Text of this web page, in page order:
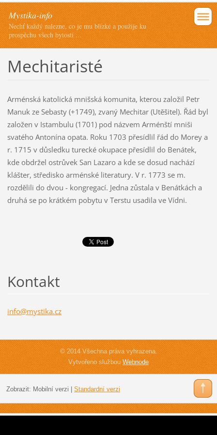
Mystika-info
Nechť každý nalezne, co je mu blízké a použije ku
prospěchu všech bytostí ...
Mechitaristé
Arménská katolická mnišská komunita, kterou založil Petr
Manuk ze Sebasty (+1749), zvaný Mechitar (Utěšitel). Řád byl
založen v Istambulu (1701) pod názvem Arménští mniši
svatého Antonína opata. Roku 1703 přesídlil řád do Morey a
r. 1715 v důsledku turecké okupace přesídlil do Benátek,
kde obdržel ostrůvek San Lazaro a kde se dosud nachází
klášter, středisko arménské literatury. V r. 1773 se m.
rozdělili do dvou - kongregací. Jedna zůstala v Benátkách a
druhá se po krátkém pobytu v Terstu usadila ve Vídni.
Kontakt
info@mystika.cz
© 2014 Všechna práva vyhrazena.
Vytvořeno službouWebnode
Zobrazit: Mobilní verzi | Standardní verzi